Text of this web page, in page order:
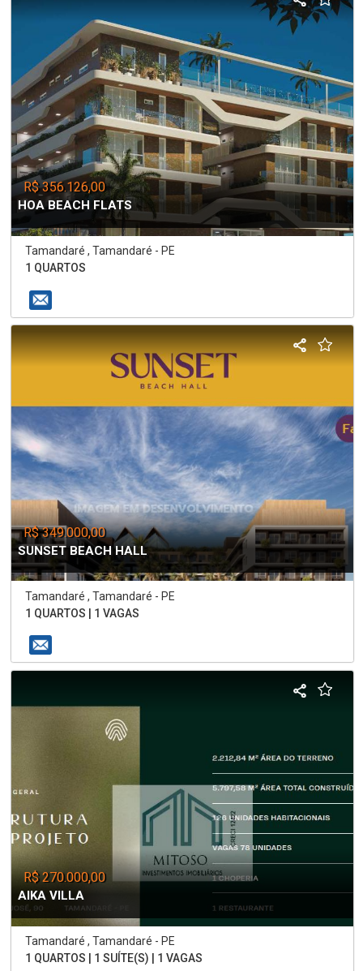
R$ 356.126,00
HOA BEACH FLATS
Tamandaré , Tamandaré - PE
1 QUARTOS
R$ 349.000,00
SUNSET BEACH HALL
Tamandaré , Tamandaré - PE
1 QUARTOS | 1 VAGAS
R$ 270.000,00
AIKA VILLA
Tamandaré , Tamandaré - PE
1 QUARTOS | 1 SUÍTE(S) | 1 VAGAS